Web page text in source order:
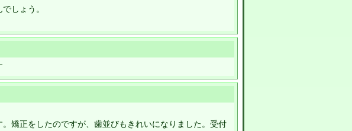
しょう。
矯正をしたのですが、歯並びもきれいになりました。受付